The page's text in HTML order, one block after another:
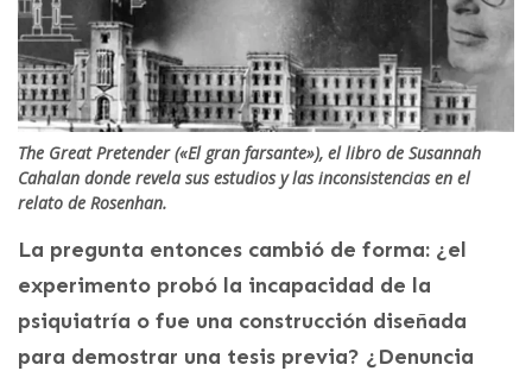
The Great Pretender («El gran farsante»), el libro de Susannah
Cahalan donde revela sus estudios y las inconsistencias en el
relato de Rosenhan.
La pregunta entonces cambió de forma: ¿el
experimento probó la incapacidad de la
psiquiatría o fue una construcción diseñada
para demostrar una tesis previa? ¿Denuncia